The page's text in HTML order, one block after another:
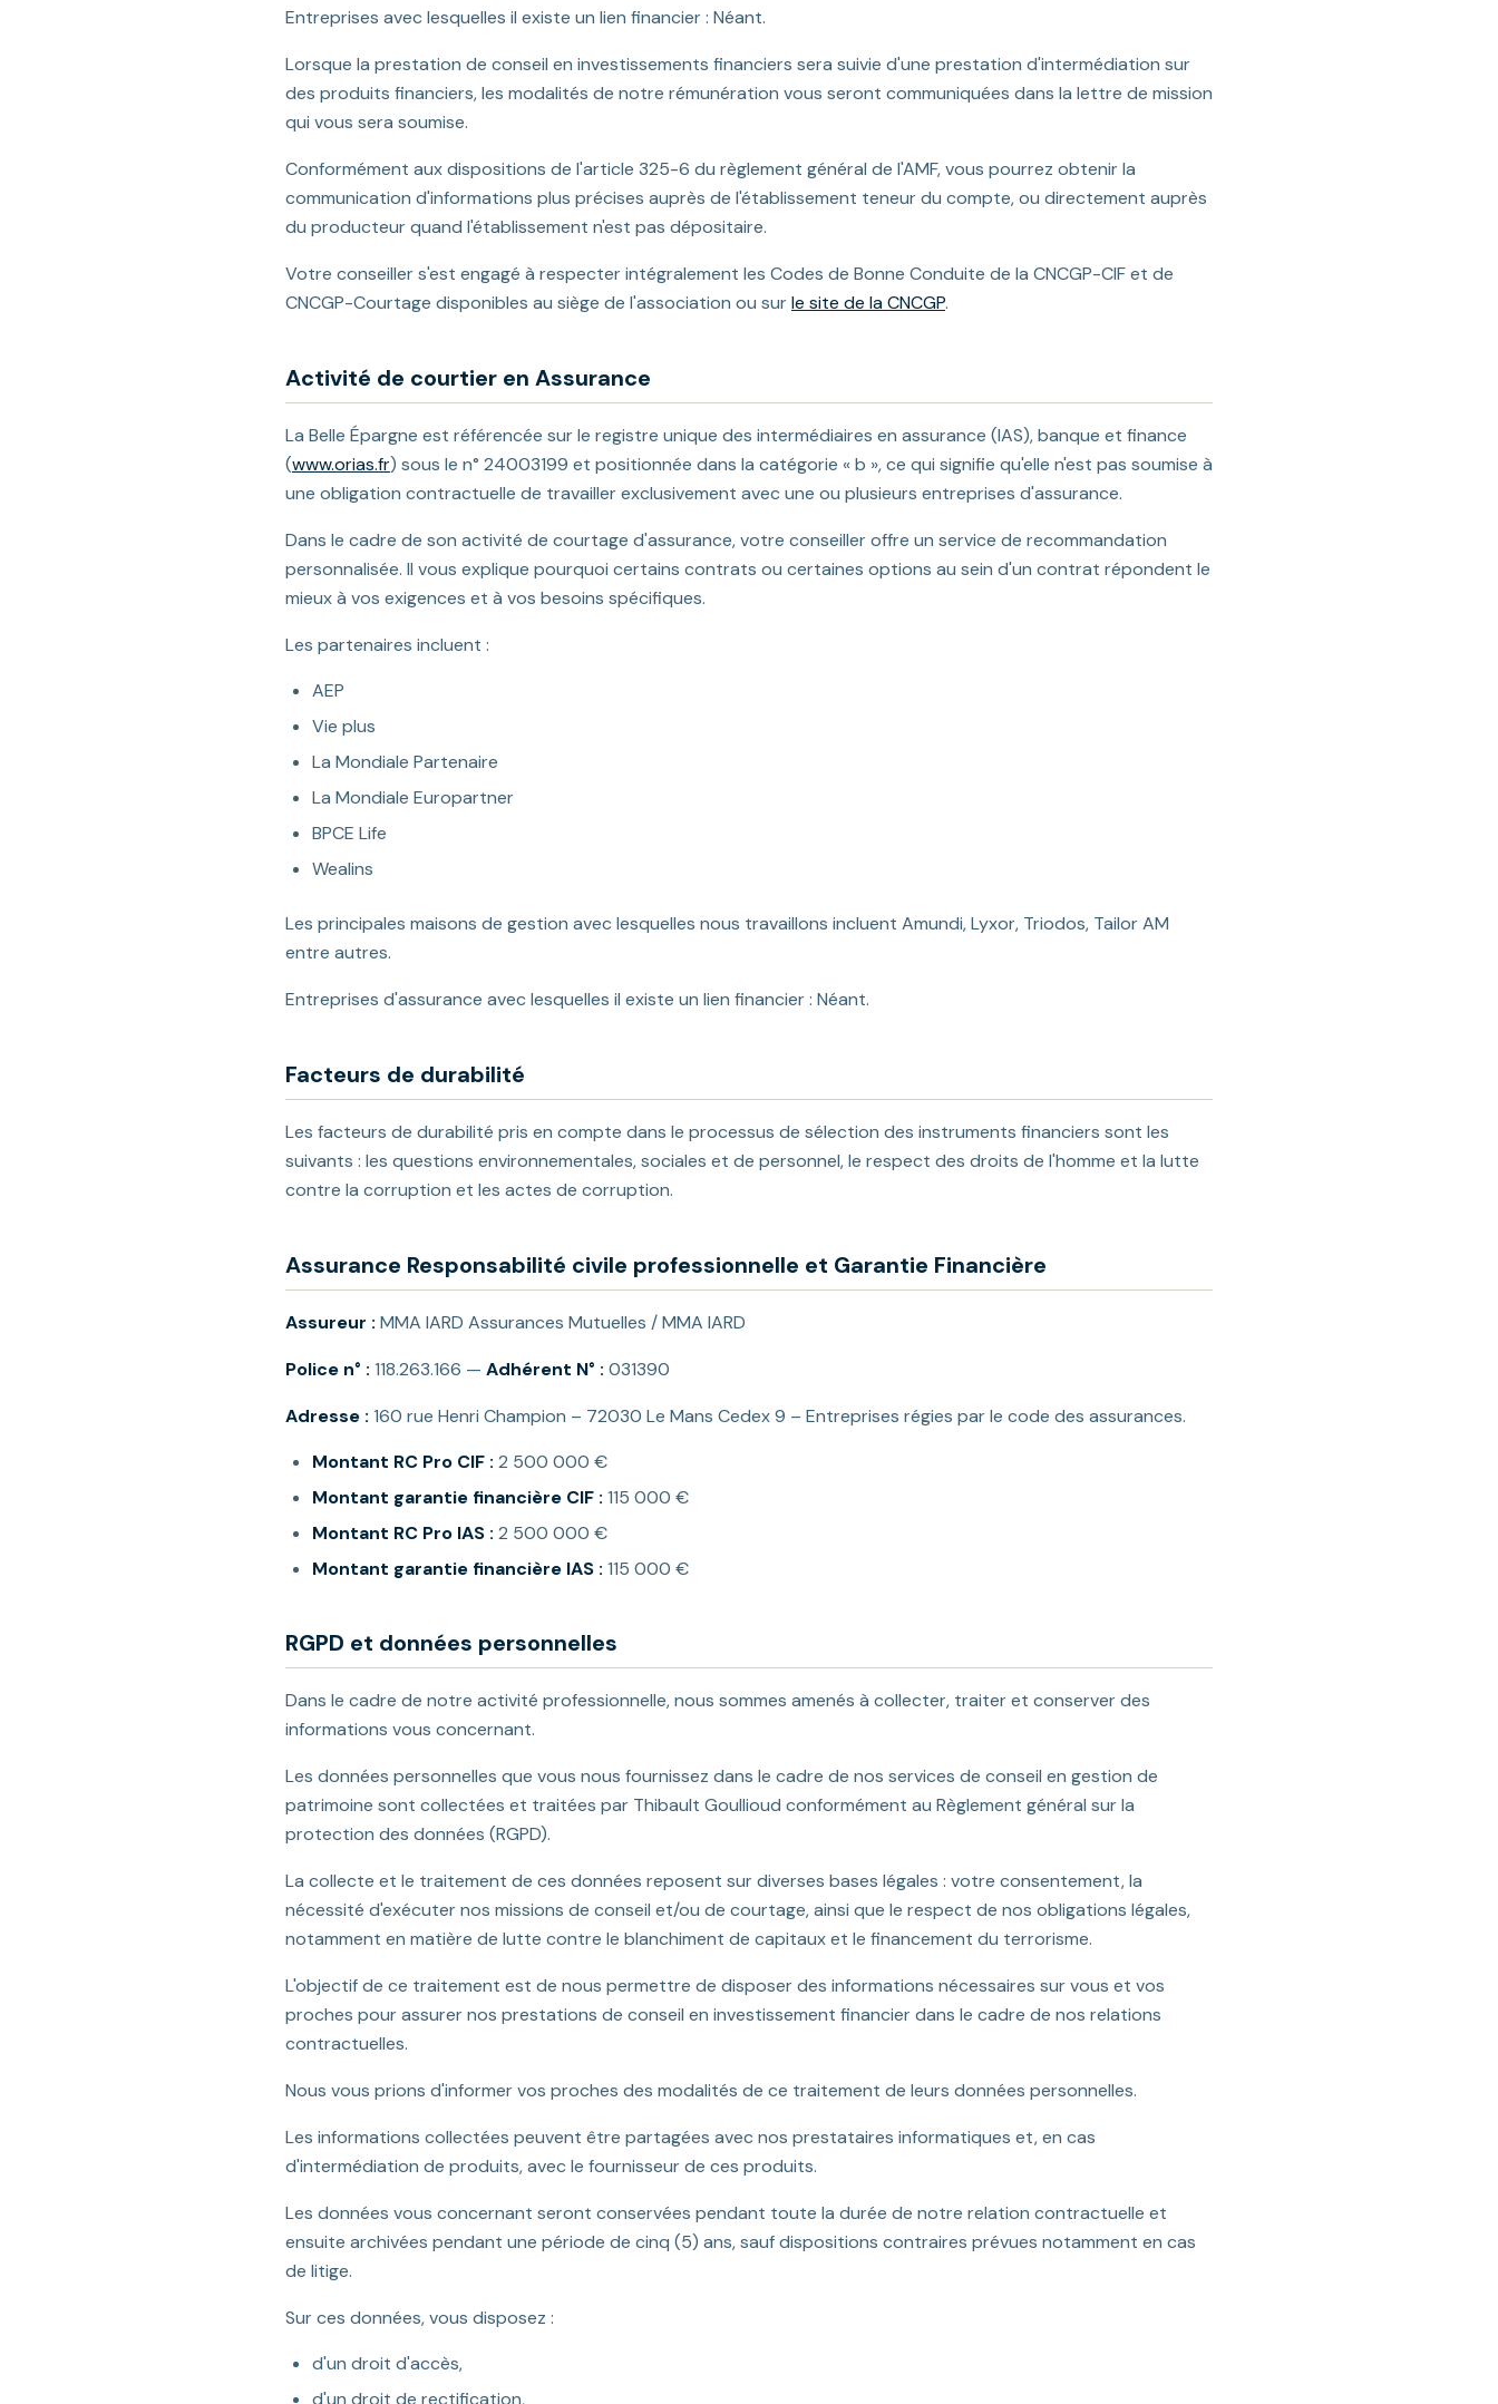
Entreprises avec lesquelles il existe un lien financier : Néant.
Lorsque la prestation de conseil en investissements financiers sera suivie d'une prestation d'intermédiation sur
des produits financiers, les modalités de notre rémunération vous seront communiquées dans la lettre de mission
qui vous sera soumise.
Conformément aux dispositions de l'article 325-6 du règlement général de l'AMF, vous pourrez obtenir la
communication d'informations plus précises auprès de l'établissement teneur du compte, ou directement auprès
du producteur quand l'établissement n'est pas dépositaire.
Votre conseiller s'est engagé à respecter intégralement les Codes de Bonne Conduite de la CNCGP-CIF et de
CNCGP-Courtage disponibles au siège de l'association ou surle site de la CNCGP.
Activité de courtier en Assurance
La Belle Épargne est référencée sur le registre unique des intermédiaires en assurance (IAS), banque et finance
(www.orias.fr) sous le n° 24003199 et positionnée dans la catégorie « b », ce qui signifie qu'elle n'est pas soumise à
une obligation contractuelle de travailler exclusivement avec une ou plusieurs entreprises d'assurance.
Dans le cadre de son activité de courtage d'assurance, votre conseiller offre un service de recommandation
personnalisée. Il vous explique pourquoi certains contrats ou certaines options au sein d'un contrat répondent le
mieux à vos exigences et à vos besoins spécifiques.
Les partenaires incluent :
AEP
Vie plus
La Mondiale Partenaire
La Mondiale Europartner
BPCE Life
Wealins
Les principales maisons de gestion avec lesquelles nous travaillons incluent Amundi, Lyxor, Triodos, Tailor AM
entre autres.
Entreprises d'assurance avec lesquelles il existe un lien financier : Néant.
Facteurs de durabilité
Les facteurs de durabilité pris en compte dans le processus de sélection des instruments financiers sont les
suivants : les questions environnementales, sociales et de personnel, le respect des droits de l'homme et la lutte
contre la corruption et les actes de corruption.
Assurance Responsabilité civile professionnelle et Garantie Financière
Assureur : MMA IARD Assurances Mutuelles / MMA IARD
Police n° : 118.263.166 — Adhérent N° : 031390
Adresse : 160 rue Henri Champion – 72030 Le Mans Cedex 9 – Entreprises régies par le code des assurances.
Montant RC Pro CIF : 2 500 000 €
Montant garantie financière CIF : 115 000 €
Montant RC Pro IAS : 2 500 000 €
Montant garantie financière IAS : 115 000 €
RGPD et données personnelles
Dans le cadre de notre activité professionnelle, nous sommes amenés à collecter, traiter et conserver des
informations vous concernant.
Les données personnelles que vous nous fournissez dans le cadre de nos services de conseil en gestion de
patrimoine sont collectées et traitées par Thibault Goullioud conformément au Règlement général sur la
protection des données (RGPD).
La collecte et le traitement de ces données reposent sur diverses bases légales : votre consentement, la
nécessité d'exécuter nos missions de conseil et/ou de courtage, ainsi que le respect de nos obligations légales,
notamment en matière de lutte contre le blanchiment de capitaux et le financement du terrorisme.
L'objectif de ce traitement est de nous permettre de disposer des informations nécessaires sur vous et vos
proches pour assurer nos prestations de conseil en investissement financier dans le cadre de nos relations
contractuelles.
Nous vous prions d'informer vos proches des modalités de ce traitement de leurs données personnelles.
Les informations collectées peuvent être partagées avec nos prestataires informatiques et, en cas
d'intermédiation de produits, avec le fournisseur de ces produits.
Les données vous concernant seront conservées pendant toute la durée de notre relation contractuelle et
ensuite archivées pendant une période de cinq (5) ans, sauf dispositions contraires prévues notamment en cas
de litige.
Sur ces données, vous disposez :
d'un droit d'accès,
d'un droit de rectification,